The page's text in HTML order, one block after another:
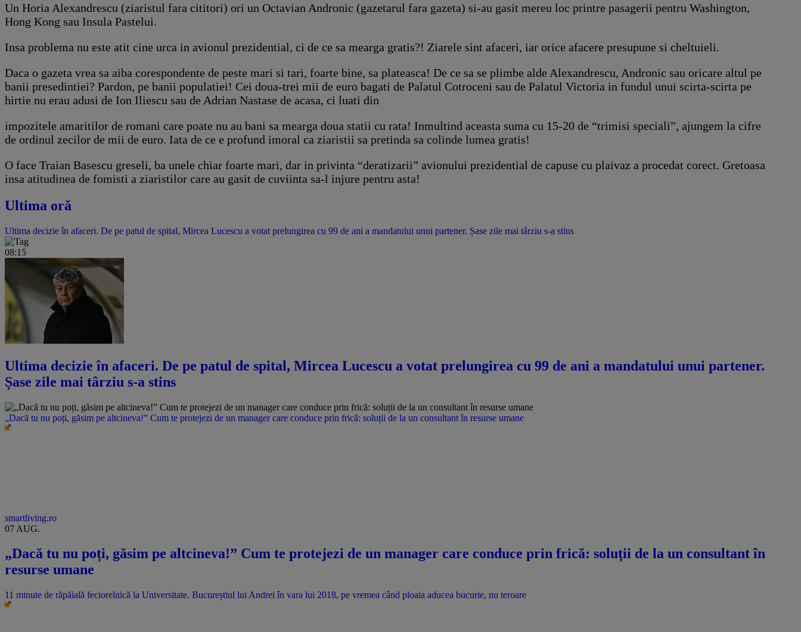
Un Horia Alexandrescu (ziaristul fara cititori) ori un Octavian Andronic (gazetarul fara gazeta) si-au gasit mereu loc printre pasagerii pentru Washington,
Hong Kong sau Insula Pastelui.
Insa problema nu este atit cine urca in avionul prezidential, ci de ce sa mearga gratis?! Ziarele sint afaceri, iar orice afacere presupune si cheltuieli.
Daca o gazeta vrea sa aiba corespondente de peste mari si tari, foarte bine, sa plateasca! De ce sa se plimbe alde Alexandrescu, Andronic sau oricare altul pe
banii presedintiei? Pardon, pe banii populatiei! Cei doua-trei mii de euro bagati de Palatul Cotroceni sau de Palatul Victoria in fundul unui scirta-scirta pe
hirtie nu erau adusi de Ion Iliescu sau de Adrian Nastase de acasa, ci luati din
impozitele amaritilor de romani care poate nu au bani sa mearga doua statii cu rata! Inmultind aceasta suma cu 15-20 de “trimisi speciali”, ajungem la cifre
de ordinul zecilor de mii de euro. Iata de ce e profund imoral ca ziaristii sa pretinda sa colinde lumea gratis!
O face Traian Basescu greseli, ba unele chiar foarte mari, dar in privinta “deratizarii” avionului prezidential de capuse cu plaivaz a procedat corect. Gretoasa
insa atitudinea de fomisti a ziaristilor care au gasit de cuviinta sa-l injure pentru asta!
Ultima oră
Ultima decizie în afaceri. De pe patul de spital, Mircea Lucescu a votat prelungirea cu 99 de ani a mandatului unui partener. Șase zile mai târziu s-a stins
08:15
Ultima decizie în afaceri. De pe patul de spital, Mircea Lucescu a votat prelungirea cu 99 de ani a mandatului unui partener.
Șase zile mai târziu s-a stins
„Dacă tu nu poți, găsim pe altcineva!” Cum te protejezi de un manager care conduce prin frică: soluții de la un consultant în resurse umane
smartliving.ro
07 AUG.
„Dacă tu nu poți, găsim pe altcineva!” Cum te protejezi de un manager care conduce prin frică: soluții de la un consultant în
resurse umane
11 minute de răpăială feciorelnică la Universitate. Bucureștiul lui Andrei în vara lui 2018, pe vremea când ploaia aducea bucurie, nu teroare